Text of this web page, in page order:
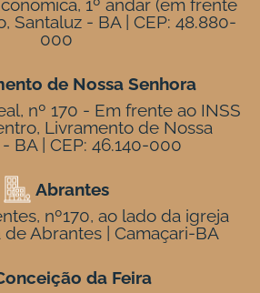
1º andar (em frente
Santaluz - BA | CEP: 48.880-
000
de Nossa Senhora
nº 170 - Em frente ao INSS
Livramento de Nossa
BA | CEP: 46.140-000
Abrantes
nº170, ao lado da igreja
de Abrantes | Camaçari-BA
da Feira